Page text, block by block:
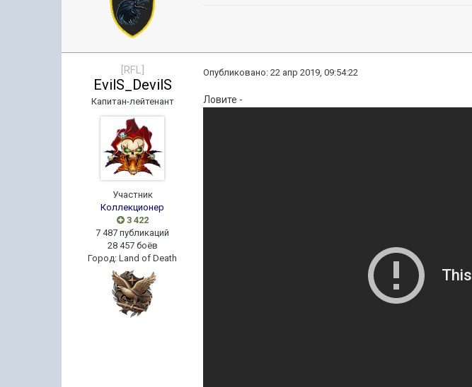
[RFL]
EvilS_DevilS
Капитан-лейтенант
Участник
Коллекционер
3 422
7 487 публикаций
28 457 боёв
Город:Land of Death
Опубликовано:22 апр 2019, 09:54:22
Ловите -